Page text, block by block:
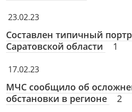
23.02.23
Составлен типичный
Саратовской области
1
17.02.23
МЧС сообщило об
обстановки в регионе
2